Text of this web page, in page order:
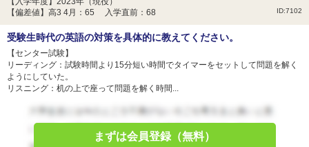
【偏差値】高3 4月：65 入学直前：68
ID:7102
受験生時代の英語の対策を具体的に教えてください。
【センター試験】
リーディング：試験時間より15分短い時間でタイマーをセットして問題を解く
ようにしていた。
リスニング：机の上で座って問題を解く時間...
まずは会員登録（無料）